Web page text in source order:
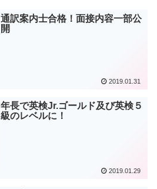
通訳案内士合格！面接内容一部公
開
2019.01.31
年長で英検Jr.ゴールド及び英検５
級のレベルに！
2019.01.29